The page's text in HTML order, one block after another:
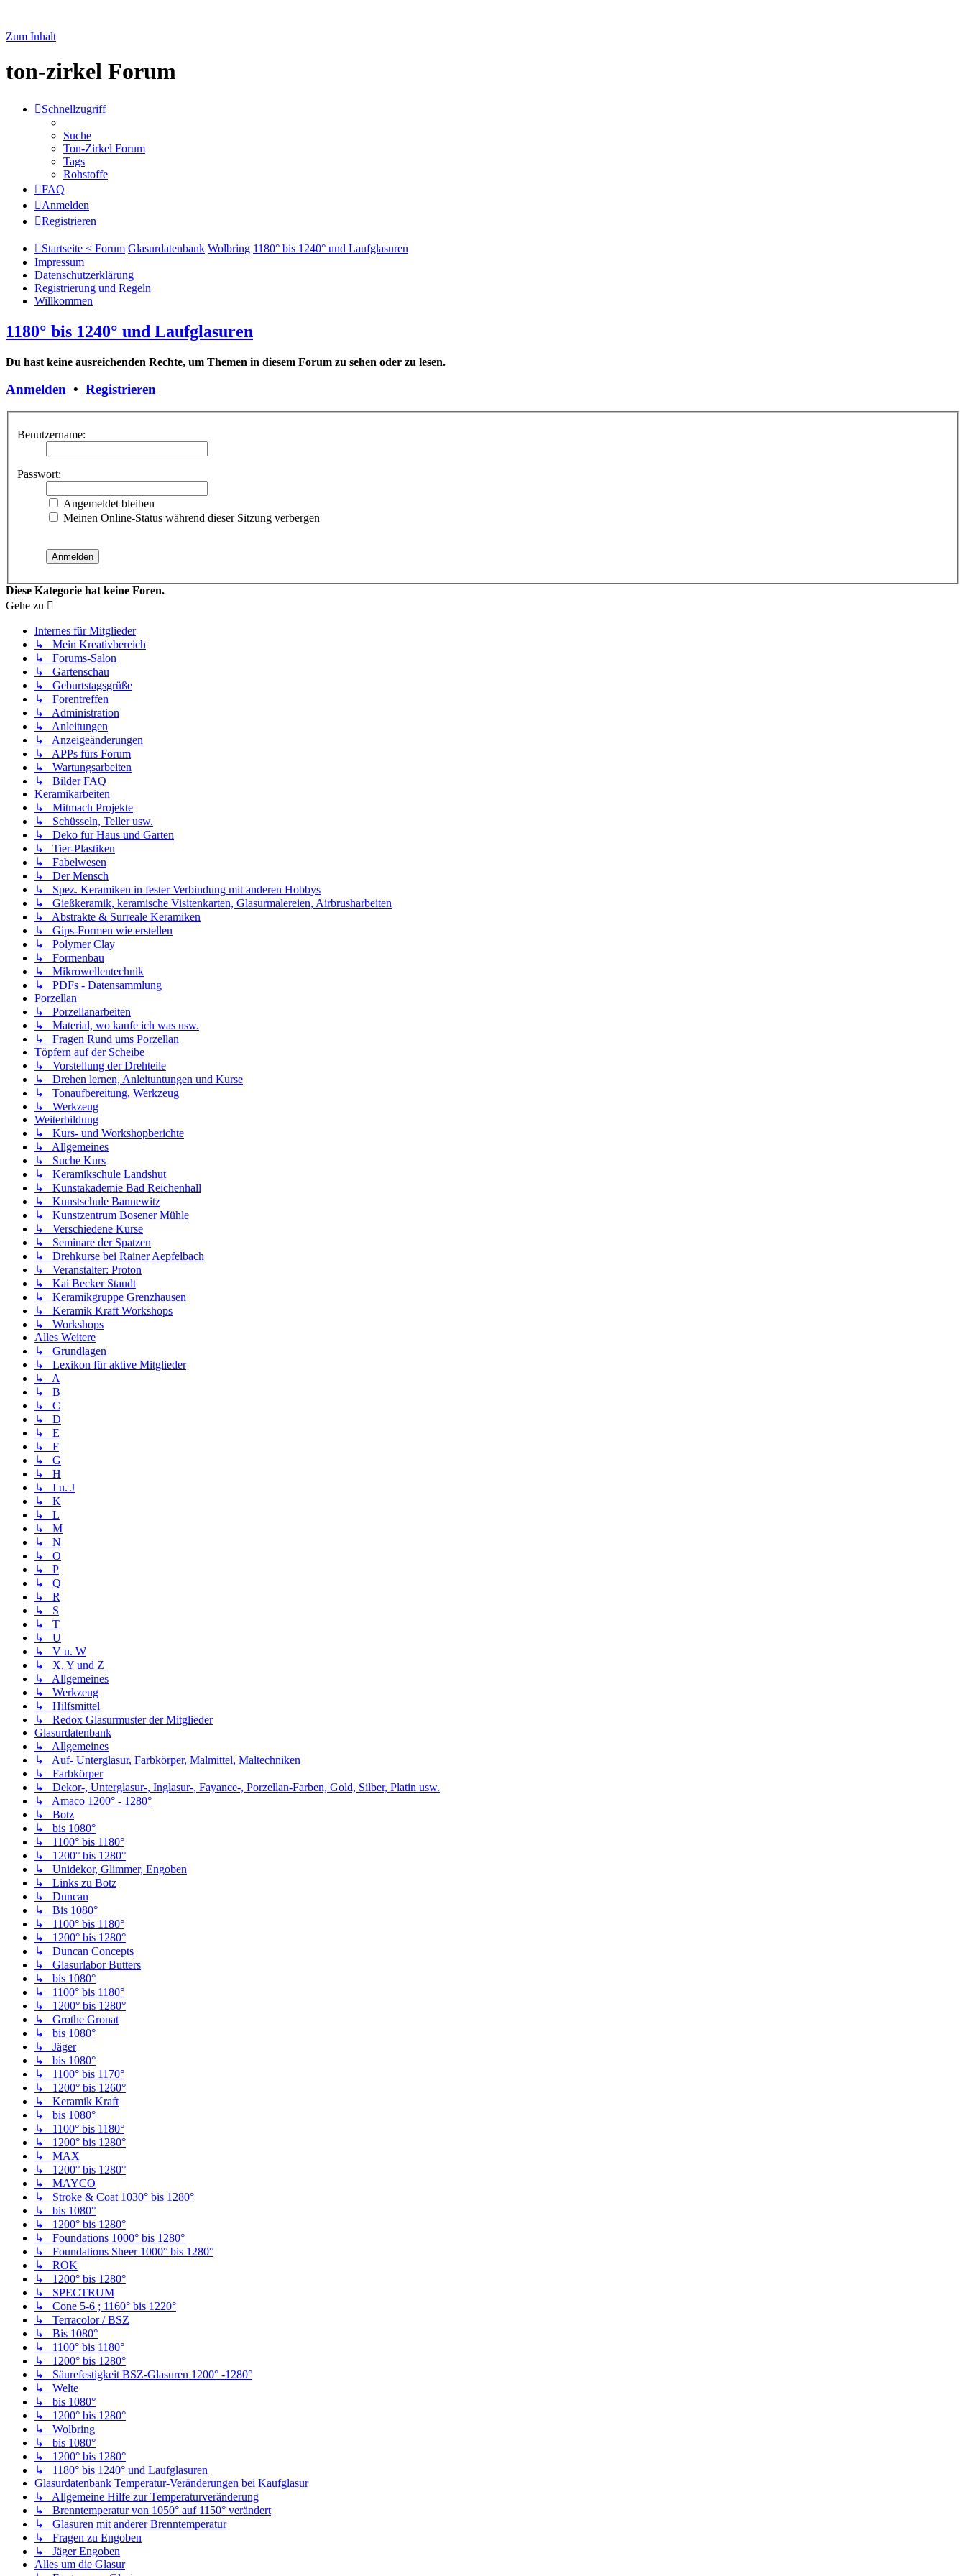
Zum Inhalt
ton-zirkel Forum
Schnellzugriff
Suche
Ton-Zirkel Forum
Tags
Rohstoffe
FAQ
Anmelden
Registrieren
Startseite < Forum Glasurdatenbank Wolbring 1180° bis 1240° und Laufglasuren
Impressum
Datenschutzerklärung
Registrierung und Regeln
Willkommen
1180° bis 1240° und Laufglasuren
Du hast keine ausreichenden Rechte, um Themen in diesem Forum zu sehen oder zu lesen.
Anmelden • Registrieren
Benutzername:
Passwort:
Angemeldet bleiben
Meinen Online-Status während dieser Sitzung verbergen
Diese Kategorie hat keine Foren.
Gehe zu
Internes für Mitglieder
↳ Mein Kreativbereich
↳ Forums-Salon
↳ Gartenschau
↳ Geburtstagsgrüße
↳ Forentreffen
↳ Administration
↳ Anleitungen
↳ Anzeigeänderungen
↳ APPs fürs Forum
↳ Wartungsarbeiten
↳ Bilder FAQ
Keramikarbeiten
↳ Mitmach Projekte
↳ Schüsseln, Teller usw.
↳ Deko für Haus und Garten
↳ Tier-Plastiken
↳ Fabelwesen
↳ Der Mensch
↳ Spez. Keramiken in fester Verbindung mit anderen Hobbys
↳ Gießkeramik, keramische Visitenkarten, Glasurmalereien, Airbrusharbeiten
↳ Abstrakte & Surreale Keramiken
↳ Gips-Formen wie erstellen
↳ Polymer Clay
↳ Formenbau
↳ Mikrowellentechnik
↳ PDFs - Datensammlung
Porzellan
↳ Porzellanarbeiten
↳ Material, wo kaufe ich was usw.
↳ Fragen Rund ums Porzellan
Töpfern auf der Scheibe
↳ Vorstellung der Drehteile
↳ Drehen lernen, Anleituntungen und Kurse
↳ Tonaufbereitung, Werkzeug
↳ Werkzeug
Weiterbildung
↳ Kurs- und Workshopberichte
↳ Allgemeines
↳ Suche Kurs
↳ Keramikschule Landshut
↳ Kunstakademie Bad Reichenhall
↳ Kunstschule Bannewitz
↳ Kunstzentrum Bosener Mühle
↳ Verschiedene Kurse
↳ Seminare der Spatzen
↳ Drehkurse bei Rainer Aepfelbach
↳ Veranstalter: Proton
↳ Kai Becker Staudt
↳ Keramikgruppe Grenzhausen
↳ Keramik Kraft Workshops
↳ Workshops
Alles Weitere
↳ Grundlagen
↳ Lexikon für aktive Mitglieder
↳ A
↳ B
↳ C
↳ D
↳ E
↳ F
↳ G
↳ H
↳ I u. J
↳ K
↳ L
↳ M
↳ N
↳ O
↳ P
↳ Q
↳ R
↳ S
↳ T
↳ U
↳ V u. W
↳ X, Y und Z
↳ Allgemeines
↳ Werkzeug
↳ Hilfsmittel
↳ Redox Glasurmuster der Mitglieder
Glasurdatenbank
↳ Allgemeines
↳ Auf- Unterglasur, Farbkörper, Malmittel, Maltechniken
↳ Farbkörper
↳ Dekor-, Unterglasur-, Inglasur-, Fayance-, Porzellan-Farben, Gold, Silber, Platin usw.
↳ Amaco 1200° - 1280°
↳ Botz
↳ bis 1080°
↳ 1100° bis 1180°
↳ 1200° bis 1280°
↳ Unidekor, Glimmer, Engoben
↳ Links zu Botz
↳ Duncan
↳ Bis 1080°
↳ 1100° bis 1180°
↳ 1200° bis 1280°
↳ Duncan Concepts
↳ Glasurlabor Butters
↳ bis 1080°
↳ 1100° bis 1180°
↳ 1200° bis 1280°
↳ Grothe Gronat
↳ bis 1080°
↳ Jäger
↳ bis 1080°
↳ 1100° bis 1170°
↳ 1200° bis 1260°
↳ Keramik Kraft
↳ bis 1080°
↳ 1100° bis 1180°
↳ 1200° bis 1280°
↳ MAX
↳ 1200° bis 1280°
↳ MAYCO
↳ Stroke & Coat 1030° bis 1280°
↳ bis 1080°
↳ 1200° bis 1280°
↳ Foundations 1000° bis 1280°
↳ Foundations Sheer 1000° bis 1280°
↳ ROK
↳ 1200° bis 1280°
↳ SPECTRUM
↳ Cone 5-6 ; 1160° bis 1220°
↳ Terracolor / BSZ
↳ Bis 1080°
↳ 1100° bis 1180°
↳ 1200° bis 1280°
↳ Säurefestigkeit BSZ-Glasuren 1200° -1280°
↳ Welte
↳ bis 1080°
↳ 1200° bis 1280°
↳ Wolbring
↳ bis 1080°
↳ 1200° bis 1280°
↳ 1180° bis 1240° und Laufglasuren
Glasurdatenbank Temperatur-Veränderungen bei Kaufglasur
↳ Allgemeine Hilfe zur Temperaturveränderung
↳ Brenntemperatur von 1050° auf 1150° verändert
↳ Glasuren mit anderer Brenntemperatur
↳ Fragen zu Engoben
↳ Jäger Engoben
Alles um die Glasur